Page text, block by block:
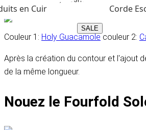
en Cuir Corde
SALE
Couleur 1: Holy Guacamolecouleur 2:
Après la création du contour et l'ajout
de la même longueur.
Nouez le Fourfold